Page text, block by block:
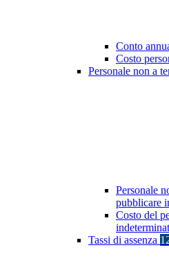
Conto
Costo
Personale non a
Personale
pubblicare
Costo del
Tassi di assenza